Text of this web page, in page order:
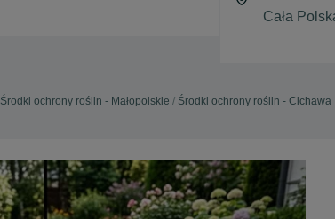
Środki ochrony roślin - Małopolskie Środki ochrony roślin - Cichawa